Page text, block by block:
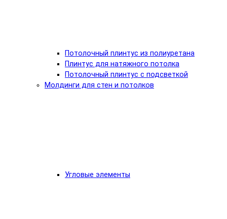
Потолочный плинтус из полиуретана
Плинтус для натяжного потолка
Потолочный плинтус с подсветкой
Молдинги для стен и потолков
Угловые элементы